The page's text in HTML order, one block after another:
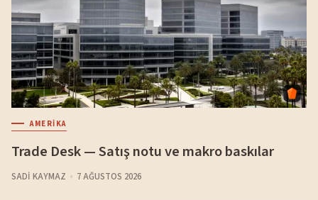
AMERIKA
Trade Desk — Satış notu ve makro baskılar
SADI KAYMAZ 7 AĞUSTOS 2026